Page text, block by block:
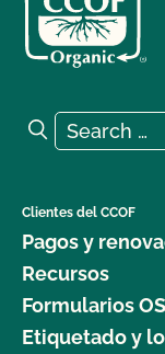
Search for:
Search
Clientes del CCOF
Pagos y
Recursos
Formularios
Etiquetado y